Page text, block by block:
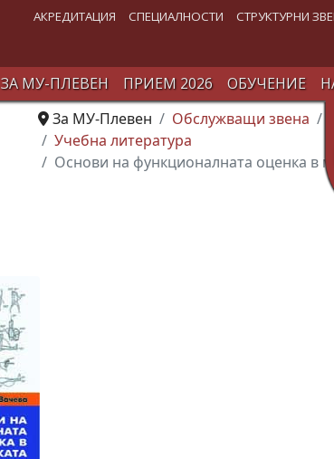
АКРЕДИТАЦИЯ СПЕЦИАЛНОСТИ СТРУКТУРНИ
ЗА МУ-ПЛЕВЕН ПРИЕМ 2026 ОБУЧЕНИЕ
За МУ-Плевен
Обслужващи звена
Учебна литература
Основи на функционалната оценка в